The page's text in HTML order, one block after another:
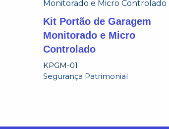
Kit Portão de Garagem
Monitorado e Micro
Controlado
KPGM-01
Segurança Patrimonial